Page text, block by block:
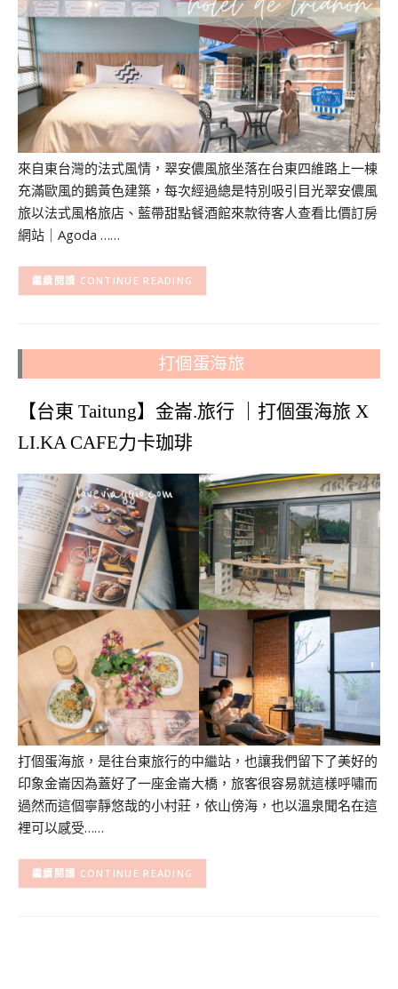
來自東台灣的法式風情，翠安儂風旅坐落在台東四維路上一棟
充滿歐風的鵝黃色建築，每次經過總是特別吸引目光翠安儂風
旅以法式風格旅店、藍帶甜點餐酒館來款待客人查看比價訂房
網站｜Agoda ……
CONTINUE READING
打個蛋海旅
【台東 Taitung】金崙.旅行 ｜打個蛋海旅 X
LI.KA CAFE力卡珈琲
打個蛋海旅，是往台東旅行的中繼站，也讓我們留下了美好的
印象金崙因為蓋好了一座金崙大橋，旅客很容易就這樣呼嘯而
過然而這個寧靜悠哉的小村莊，依山傍海，也以溫泉聞名在這
裡可以感受……
CONTINUE READING